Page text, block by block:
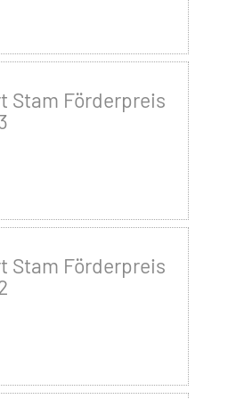
Stam Förderpreis
Stam Förderpreis